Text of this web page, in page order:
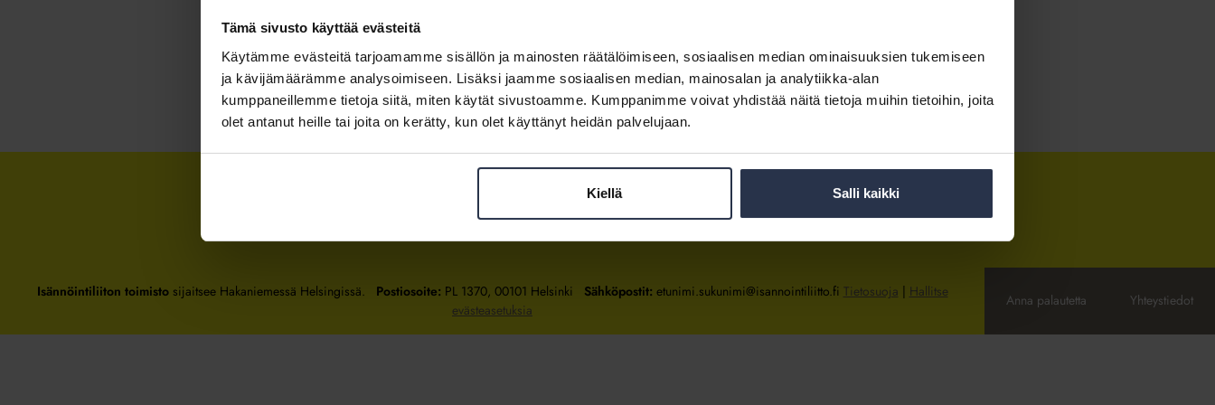
Tämä sivusto käyttää evästeitä
Käytämme evästeitä tarjoamamme sisällön ja mainosten räätälöimiseen, sosiaalisen median ominaisuuksien tukemiseen
ja kävijämäärämme analysoimiseen. Lisäksi jaamme sosiaalisen median, mainosalan ja analytiikka-alan
kumppaneillemme tietoja siitä, miten käytät sivustoamme. Kumppanimme voivat yhdistää näitä tietoja muihin tietoihin, joita
olet antanut heille tai joita on kerätty, kun olet käyttänyt heidän palvelujaan.
Kiellä Salli kaikki
Kirjaudu sisään
Tietoa jäsenyydestä
Isännöintiliiton toimistosijaitsee Hakaniemessä Helsingissä. Postiosoite: PL 1370, 00101 Helsinki Sähköpostit: etunimi.sukunimi@isannointiliitto.fi Tietosuoja | Hallitse
evästeasetuksia
Anna palautetta Yhteystiedot